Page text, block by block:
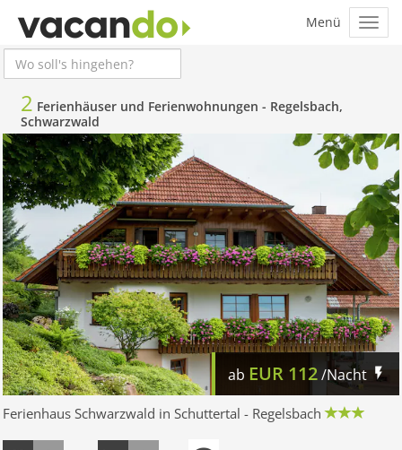
2 Ferienhäuser und Ferienwohnungen - Regelsbach,
Schwarzwald
ab EUR 112/Nacht
Ferienhaus Schwarzwald in Schuttertal - Regelsbach